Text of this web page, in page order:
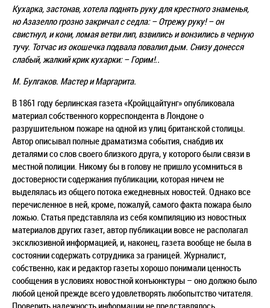
Кухарка, застонав, хотела поднять руку для крестного знаменья,
но Азазелло грозно закричал с седла: – Отрежу руку! – он
свистнул, и кони, ломая ветви лип, взвились и вонзились в черную
тучу. Тотчас из окошечка подвала повалил дым. Снизу донесся
слабый, жалкий крик кухарки: – Горим!..
М. Булгаков. Мастер и Маргарита.
В 1861 году берлинская газета «Кройццайтунг» опубликовала
материал собственного корреспондента в Лондоне о
разрушительном пожаре на одной из улиц британской столицы.
Автор описывал полные драматизма события, снабдив их
деталями со слов своего близкого друга, у которого были связи в
местной полиции. Никому бы в голову не пришло усомниться в
достоверности содержания публикации, которая ничем не
выделялась из общего потока ежедневных новостей. Однако все
перечисленное в ней, кроме, пожалуй, самого факта пожара было
ложью. Статья представляла из себя компиляцию из новостных
материалов других газет, автор публикации вовсе не располагал
эксклюзивной информацией, и, наконец, газета вообще не была в
состоянии содержать сотрудника за границей. Журналист,
собственно, как и редактор газеты хорошо понимали ценность
сообщения в условиях новостной конъюнктуры – оно должно было
любой ценой прежде всего удовлетворять любопытство читателя.
Проверить надежность информации не представлялось